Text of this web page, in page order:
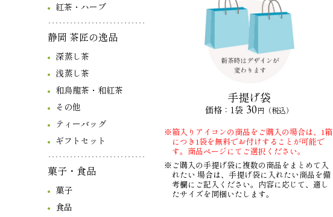
手提げ袋
価格：1袋 30円（税込）
※箱入りアイコンの商品をご購入の場合は、1箱
につき1袋を無料でお付けすることが可能で
す。商品ページにてご選択ください。
※ご購入の手提げ袋に複数の商品をまとめて入
れたい 場合は、手提げ袋に入れたい商品を備
考欄にご記入ください。内容に応じて、適し
たサイズを同梱いたします。
紅茶・ハーブ
静岡 茶匠の逸品
深蒸し茶
浅蒸し茶
和烏龍茶・和紅茶
その他
ティーバッグ
ギフトセット
菓子・食品
菓子
食品